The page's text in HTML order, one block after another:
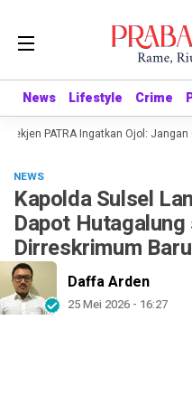
News Lifestyle Crime
News Lifestyle Crime
PATRA Ingatkan Ojol: Jangan
NEWS
Kapolda Sulsel
Dapot
Dirreskrimum Baru
Daffa Arden
25 Mei 2026 - 16:27